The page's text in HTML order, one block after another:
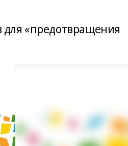
«предотвращения